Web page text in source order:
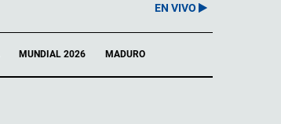
EN VIVO
MUNDIAL 2026 MADURO